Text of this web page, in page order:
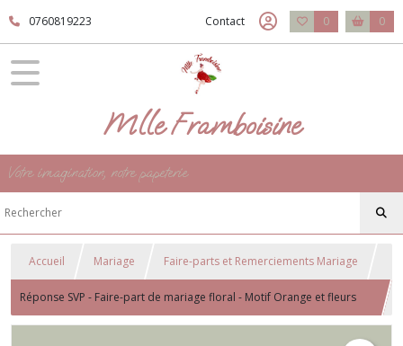
0760819223 Contact 0 0
Mlle Framboisine
Votre imagination, notre papeterie
Accueil Mariage Faire-parts et Remerciements Mariage
Réponse SVP - Faire-part de mariage floral - Motif Orange et fleurs